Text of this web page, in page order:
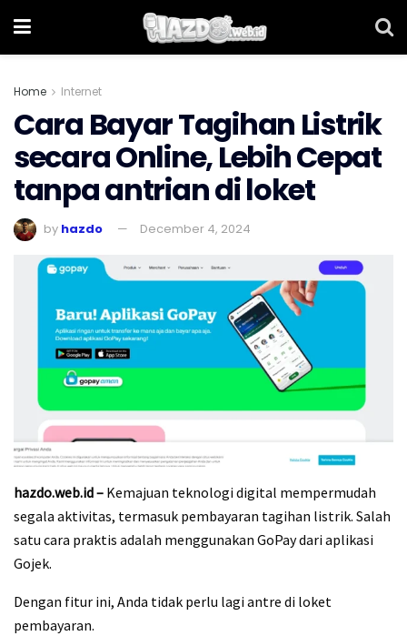
Home Internet
Cara Bayar Tagihan Listrik
secara Online, Lebih Cepat
tanpa antrian di loket
by hazdo December 4, 2024
hazdo.web.id – Kemajuan teknologi digital mempermudah
segala aktivitas, termasuk pembayaran tagihan listrik. Salah
satu cara praktis adalah menggunakan GoPay dari aplikasi
Gojek.
Dengan fitur ini, Anda tidak perlu lagi antre di loket
pembayaran.